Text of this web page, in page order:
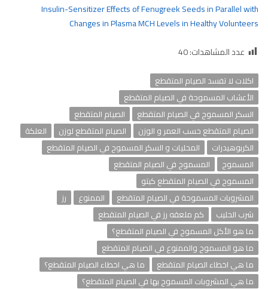
Insulin-Sensitizer Effects of Fenugreek Seeds in Parallel with
Changes in Plasma MCH Levels in Healthy Volunteers
عدد المشاهدات:40
اكلات لا تفسد الصيام المتقطع
الأعشاب المسموحة في الصيام المتقطع
السكر المسموح في الصيام المتقطع
الصيام المتقطع
الصيام المتقطع حسب العمر و الوزن
الصيام المتقطع لوزن
العلكة
الكربوهيدرات
المحليات و السكر المسموح في الصيام المتقطع
المسموح
المسموح في الصيام المتقطع
المسموح في الصيام المتقطع كيتو
المشروبات المسموحة في الصيام المتقطع
الممنوع
رز
شرب الحليب
كم ملعقه رز في الصيام المتقطع
ما هو الأكل المسموح في الصيام المتقطع؟
ما هو المسموح والممنوع في الصيام المتقطع
ما هي اخطاء الصيام المتقطع
ما هي اخطاء الصيام المتقطع؟
ما هي المشروبات المسموح بها في الصيام المتقطع؟